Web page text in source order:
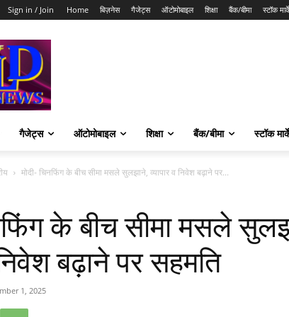
Sign in / Join Home बिज़नेस गैजेट्स ऑटोमोबाइल शिक्षा बैंक/बीमा स्टॉक
गैजेट्स ऑटोमोबाइल शिक्षा बैंक/बीमा स्टॉक
मोदी- चिनफिंग के बीच सीमा मसले सुलझाने, व्यापार व निवेश बढ़ाने पर...
के बीच सीमा मसले
बढ़ाने पर सहमति
1, 2025